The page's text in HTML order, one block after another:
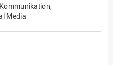
Media